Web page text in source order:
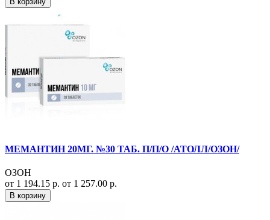
МЕМАНТИН 20МГ. №30 ТАБ. П/П/О /АТОЛЛ/ОЗОН/
ОЗОН
от 1 194.15 р. от 1 257.00 р.
В корзину